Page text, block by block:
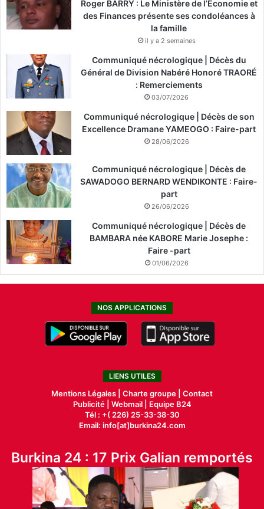
Roger BARRY : Le Ministère de l’Économie et
des Finances présente ses condoléances à
la famille
il y a 2 semaines
Communiqué nécrologique | Décès du
Général de Division Nabéré Honoré TRAORÉ
: Remerciements
03/07/2026
Communiqué nécrologique | Décès de son
Excellence Dramane YAMEOGO : Faire-part
28/06/2026
Communiqué nécrologique | Décès de
SAWADOGO BERNARD WENDIKONTE : Faire-
part
26/06/2026
Communiqué nécrologique | Décès de
BAMBARA née KABORE Marie Josephe :
Faire -part
01/06/2026
NOS APPLICATIONS
LIENS UTILES
Mentions Légales | Charte groupe | Contact
Publicité| Webmail |
Equipe B24
Tél : +( 226) 25-33-38-30
Email: info[at]burkina24.com
Burkina 24 : 17 Prix Galian remportés